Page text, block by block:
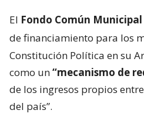
El Fondo Común Municipal
de financiamiento para los
Constitución Política en su
como un“mecanismo de
de los ingresos propios
del país”.